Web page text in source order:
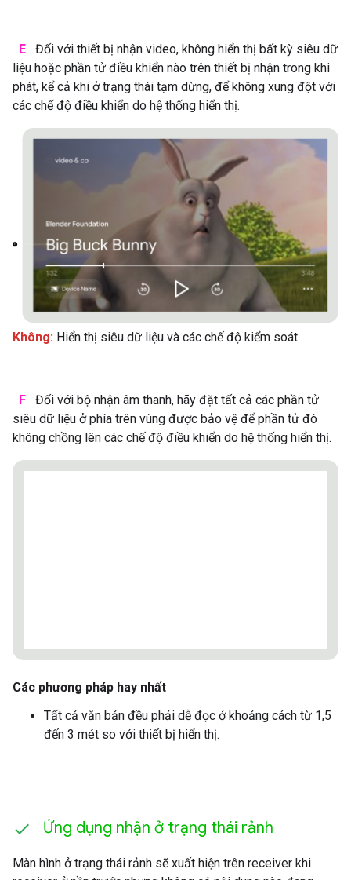
E
Đối với thiết bị nhận video, không hiển thị bất kỳ siêu dữ
liệu hoặc phần tử điều khiển nào trên thiết bị nhận trong khi
phát, kể cả khi ở trạng thái tạm dừng, để không xung đột với
các chế độ điều khiển do hệ thống hiển thị.
Không: Hiển thị siêu dữ liệu và các chế độ kiểm soát
F
Đối với bộ nhận âm thanh, hãy đặt tất cả các phần tử
siêu dữ liệu ở phía trên vùng được bảo vệ để phần tử đó
không chồng lên các chế độ điều khiển do hệ thống hiển thị.
Các phương pháp hay nhất
Tất cả văn bản đều phải dễ đọc ở khoảng cách từ 1,5
đến 3 mét so với thiết bị hiển thị.
Ứng dụng nhận ở trạng thái rảnh
Màn hình ở trạng thái rảnh sẽ xuất hiện trên receiver khi